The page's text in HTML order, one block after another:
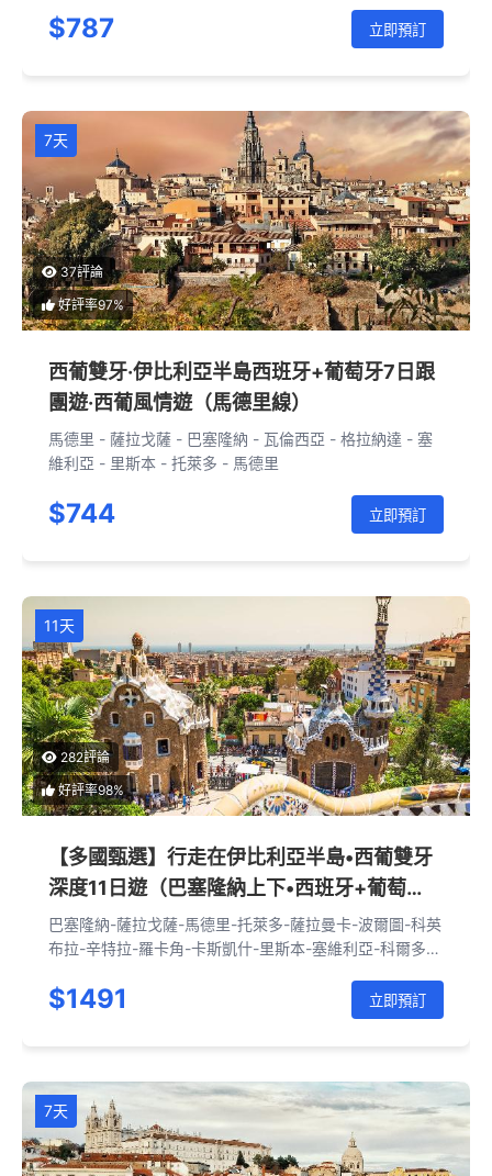
$787 立即預訂
7天
37評論
好評率97%
西葡雙牙·伊比利亞半島西班牙+葡萄牙7日跟
團遊·西葡風情遊（馬德里線）
馬德里 - 薩拉戈薩 - 巴塞隆納 - 瓦倫西亞 - 格拉納達 - 塞
維利亞 - 里斯本 - 托萊多 - 馬德里
$744 立即預訂
11天
282評論
好評率98%
【多國甄選】行走在伊比利亞半島•西葡雙牙
深度11日遊（巴塞隆納上下•西班牙+葡萄
牙）
巴塞隆納-薩拉戈薩-馬德里-托萊多-薩拉曼卡-波爾圖-科英
布拉-辛特拉-羅卡角-卡斯凱什-里斯本-塞維利亞-科爾多
$1491 立即預訂
7天